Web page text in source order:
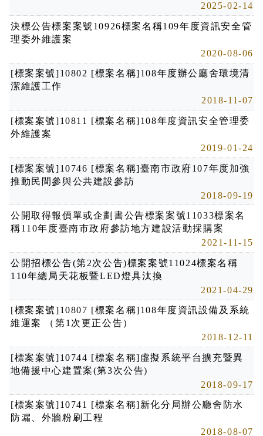
2025-02-14
決標公告標案案號10926標案名稱109年度資訊安全管
理委外維護案
2020-08-06
[標案案號]10802 [標案名稱]108年度辦公廳舍環境清
潔維護工作
2018-11-07
[標案案號]10811 [標案名稱]108年度資訊安全管理委
外維護案
2019-01-24
[標案案號]10746 [標案名稱]臺南市政府107年度加強
推動民間參與公共建設參訪
2018-09-19
公開取得報價單或企劃書公告標案案號11033標案名
稱110年度臺南市政府參訪地方建設活動採購案
2021-11-15
公開招標公告(第2次公告)標案案號11024標案名稱
110年總局天花板暨LED燈具汰換
2021-04-29
[標案案號]10807 [標案名稱]108年度資訊設備及系統
維運案 （第1次更正公告）
2018-12-11
[標案案號]10744 [標案名稱]虛擬系統平台擴充暨異
地備援中心建置案(第3次公告)
2018-09-17
[標案案號]10741 [標案名稱]新化分局辦公廳舍防水
防漏、外牆粉刷工程
2018-08-07